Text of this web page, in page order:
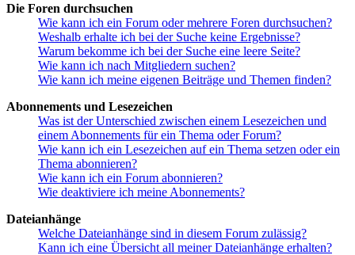
Die Foren durchsuchen
Wie kann ich ein Forum oder mehrere Foren durchsuchen?
Weshalb erhalte ich bei der Suche keine Ergebnisse?
Warum bekomme ich bei der Suche eine leere Seite?
Wie kann ich nach Mitgliedern suchen?
Wie kann ich meine eigenen Beiträge und Themen finden?
Abonnements und Lesezeichen
Was ist der Unterschied zwischen einem Lesezeichen und
einem Abonnements für ein Thema oder Forum?
Wie kann ich ein Lesezeichen auf ein Thema setzen oder ein
Thema abonnieren?
Wie kann ich ein Forum abonnieren?
Wie deaktiviere ich meine Abonnements?
Dateianhänge
Welche Dateianhänge sind in diesem Forum zulässig?
Kann ich eine Übersicht all meiner Dateianhänge erhalten?